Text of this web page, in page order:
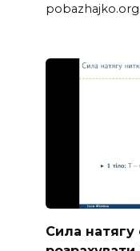
pobazhajko.org.
Сила